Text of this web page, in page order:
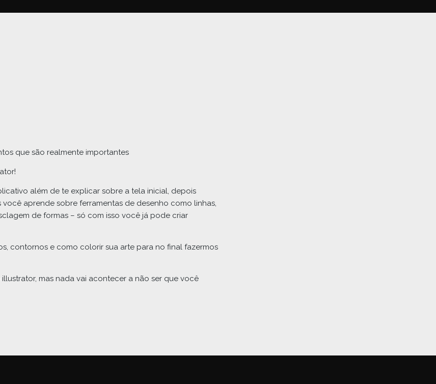
que são realmente importantes
além de te explicar sobre a tela inicial, depois
aprende sobre ferramentas de desenho como linhas,
de formas – só com isso você já pode criar
contornos e como colorir sua arte para no final fazermos
mas nada vai acontecer a não ser que você